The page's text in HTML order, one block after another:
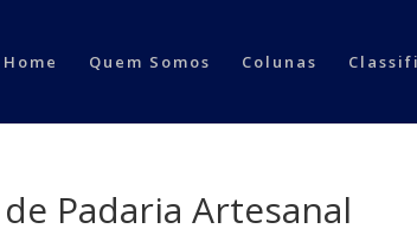
Home Quem Somos Colunas
Padaria Artesanal